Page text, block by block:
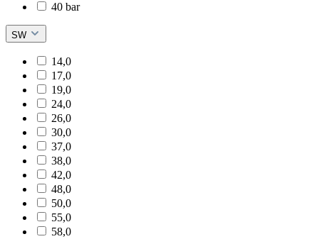
40 bar
SW
14,0
17,0
19,0
24,0
26,0
30,0
37,0
38,0
42,0
48,0
50,0
55,0
58,0